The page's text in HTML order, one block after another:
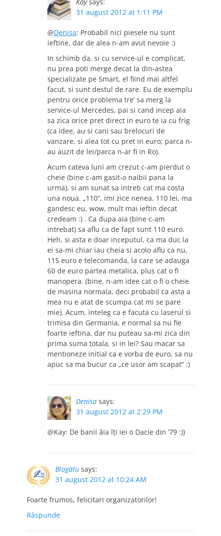
31 august 2012 at 1:11 PM
@Denisa: Probabil nici piesele nu sunt
ieftine, dar de alea n-am avut nevoie :)
In schimb da, si cu service-ul e complicat,
nu prea poti merge decat la din-astea
specializate pe Smart, el fiind mai altfel
facut, si sunt destul de rare. Eu de exemplu
pentru orice problema tre’ sa merg la
service-ul Mercedes, pai si cand incep aia
sa zica orice pret direct in euro te ia cu frig
(ca idee, au si cani sau brelocuri de
vanzare, si alea tot cu pret in euro; parca n-
au auzit de lei/parca n-ar fi in Ro).
Acum cateva luni am crezut c-am pierdut o
cheie (bine c-am gasit-o naibii pana la
urma), si am sunat sa intreb cat ma costa
una noua. „110”, imi zice nenea. 110 lei, ma
gandesc eu, wow, mult mai ieftin decat
credeam :) . Ca dupa aia (bine c-am
intrebat) sa aflu ca de fapt sunt 110 euro.
Heh, si asta e doar inceputul, ca ma duc la
ei sa-mi chiar iau cheia si acolo aflu ca nu,
115 euro e telecomanda, la care se adauga
60 de euro partea metalica, plus cat o fi
manopera. (bine, n-am idee cat o fi o cheie
de masina normala, deci probabil ca asta a
mea nu e atat de scumpa cat mi se pare
mie). Acum, inteleg ca e facuta cu laserul si
trimisa din Germania, e normal sa nu fie
foarte ieftina, dar nu puteau sa-mi zica din
prima suma totala, si in lei? Sau macar sa
mentioneze initial ca e vorba de euro, sa nu
apuc sa ma bucur ca „ce usor am scapat” :)
Denisa says:
31 august 2012 at 2:29 PM
@Kay: De banii ăia îţi iei o Dacie din ’79 :))
Blogatu says:
31 august 2012 at 10:24 AM
Foarte frumos, felicitari organizatorilor!
Răspunde